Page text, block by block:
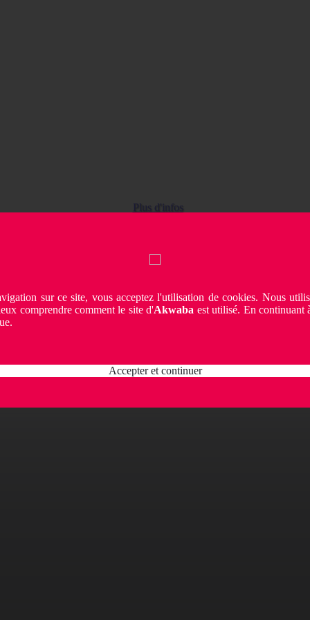
Plus d'infos
sur ce site, vous acceptez l'utilisation de cookies. Nous
comprendre comment le site d'Akwaba est utilisé. En continuant
Accepter et continuer